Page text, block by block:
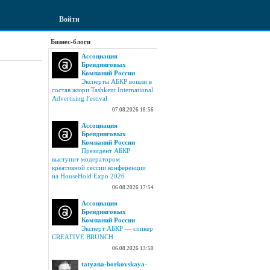
Войти
Бизнес-блоги
Ассоциация
Брендинговых
Компаний России
Эксперты АБКР вошли в
состав жюри Tashkent International
Advertising Festival
07.08.2026 18:56
Ассоциация
Брендинговых
Компаний России
Президент АБКР
выступит модератором
креативной сессии конференции
на HouseHold Expo 2026
06.08.2026 17:54
Ассоциация
Брендинговых
Компаний России
Эксперт АБКР — спикер
CREATIVE BRUNCH
06.08.2026 13:50
tatyana-borkovskaya-